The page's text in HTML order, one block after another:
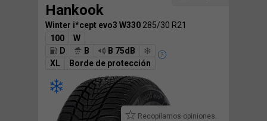
Hankook
Winter i*cept evo3 W330 285/30 R21
100
W
D
B
B 75dB
XL
Borde de protección
Recopilamos opiniones.